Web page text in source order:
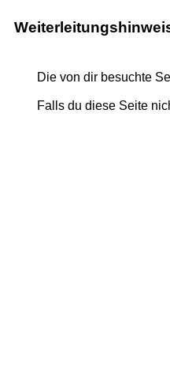
Die von dir besuchte
Falls du diese Seite